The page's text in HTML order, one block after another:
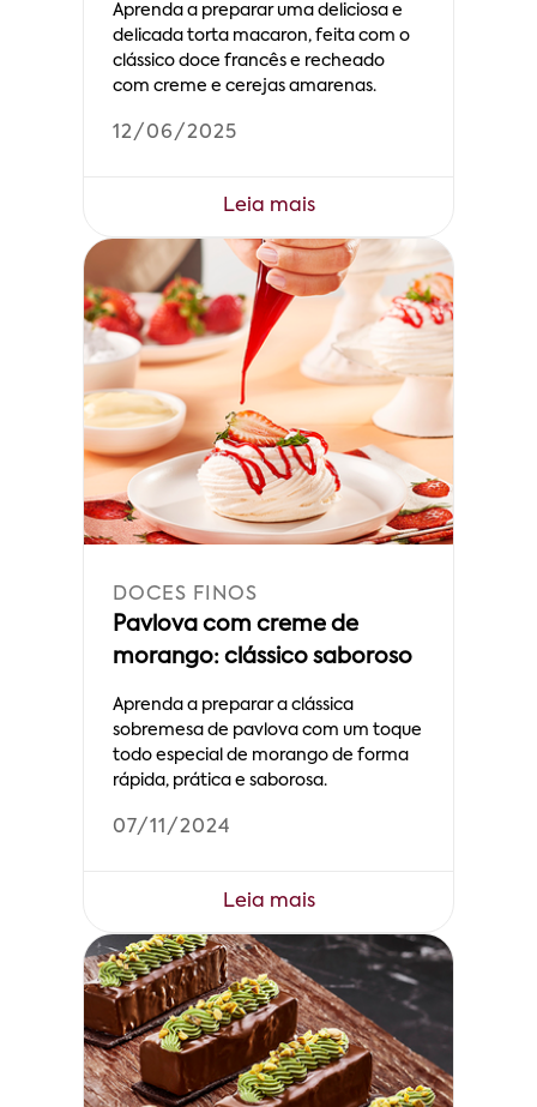
Aprenda a preparar uma deliciosa e
delicada torta macaron, feita com o
clássico doce francês e recheado
com creme e cerejas amarenas.
12/06/2025
Leia mais
DOCES FINOS
Pavlova com creme de
morango: clássico saboroso
Aprenda a preparar a clássica
sobremesa de pavlova com um toque
todo especial de morango de forma
rápida, prática e saborosa.
07/11/2024
Leia mais